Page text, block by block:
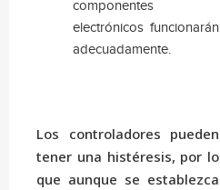
componentes
electrónicos funcionarán
adecuadamente.
Los controladores pueden
tener una histéresis, por lo
que aunque se establezca